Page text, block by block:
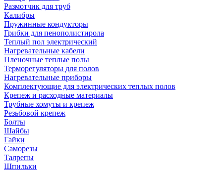
Размотчик для труб
Калибры
Пружинные кондукторы
Грибки для пенополистирола
Теплый пол электрический
Нагревательные кабели
Пленочные теплые полы
Терморегуляторы для полов
Нагревательные приборы
Комплектующие для электрических теплых полов
Крепеж и расходные материалы
Трубные хомуты и крепеж
Резьбовой крепеж
Болты
Шайбы
Гайки
Саморезы
Талрепы
Шпильки